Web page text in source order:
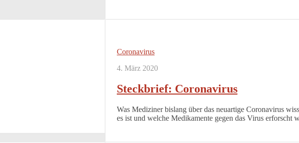
Coronavirus
4. März 2020
Steckbrief: Coronavirus
Was Mediziner bislang über das neuartige Coronavirus
es ist und welche Medikamente gegen das Virus erforscht